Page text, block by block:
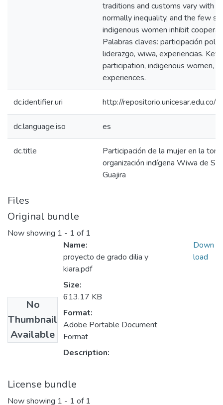
traditions and customs vary with
normally inequality, and the few
indigenous women inhibit
Palabras claves: participación
liderazgo, wiwa, experiencias.
participation, indigenous women,
experiences.
dc.identifier.uri http://
dc.language.iso es
dc.title
Participación de la mujer en la
organización indígena Wiwa de
Guajira
Files
Original bundle
Now showing 1 - 1 of 1
No
Thumbnail
Available
Name:
proyecto de grado dilia y
kiara.pdf
Size:
613.17 KB
Format:
Adobe Portable Document
Format
Description:
Down
load
License bundle
Now showing 1 - 1 of 1